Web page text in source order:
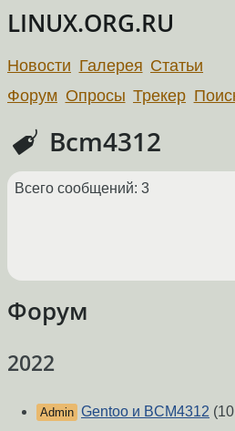
LINUX.ORG.RU
Новости Галерея Статьи
Форум Опросы Трекер
Bcm4312
Всего сообщений: 3
Форум
2022
Admin Gentoo и BCM4312